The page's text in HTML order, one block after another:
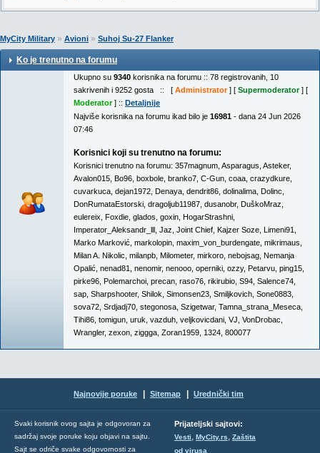
MyCity Military » Avioni » Suhoj Su-27 Flanker
Ko je trenutno na forumu
Ukupno su 9340 korisnika na forumu :: 78 registrovanih, 10
sakrivenih i 9252 gosta :: [ Administrator] [ Supermoderator] [
Moderator] :: Detaljnije
Najviše korisnika na forumu ikad bilo je 16981 - dana 24 Jun 2026
07:46
Korisnici koji su trenutno na forumu:
Korisnici trenutno na forumu: 357magnum Asparagus Asteker,
Avalon015 Bo96 boxbole branko7 C-Gun coaa crazydkure
cuvarkuca dejan1972 Denaya dendrit86 dolinalima Dolinc
DonRumataEstorski dragoljub11987 dusanobr, DuškoMraz
eulereix Foxdie glados goxin HogarStrashni
Imperator_Aleksandr_lll Jaz Joint Chief Kajzer Soze Limeni91
Marko Marković markolopin maxim_von_burdengate mikrimaus
Milan A. Nikolic milanpb Milometer, mirkoro nebojsag Nemanja
Opalić nenad81 nenomir, nenooo operniki ozzy, Petarvu ping15
pirke96 Polemarchoi precan raso76 rikirubio S94 Salence74
sap Sharpshooter, Shilok Simonsen23 Smiljkovich Sone0883
sova72 Srdjadj70 stegonosa Szigetwar, Tamna_strana_Meseca
Tihi86 tomigun uruk vazduh veljkovicdani VJ VonDrobac
Wrangler, zexon ziggga Zoran1959 1324 800077
Najnovije poruke Sitemap Urednički tim
Svaki korisnik ovog sajta je odgovoran za
sadržaj svoje poruke koju objavi na sajtu.
Sajt se odriče svake odgovornosti za
Prijateljski sajtovi:
Vesti, MyCity.rs, Zaštita
od virusa